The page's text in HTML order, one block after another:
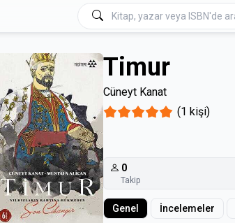
Timur
Cüneyt Kanat
(1 kişi)
0
Takip
Genel İncelemeler